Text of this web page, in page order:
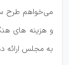
می‌خواهم طرح
و هزینه های
به مجلس ارائه